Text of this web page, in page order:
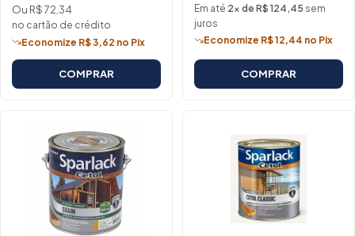
Ou R$ 72,34
no cartão de crédito
Economize R$ 3,62 no Pix
COMPRAR
Em até 2× de R$ 124,45 sem
juros
Economize R$ 12,44 no Pix
COMPRAR